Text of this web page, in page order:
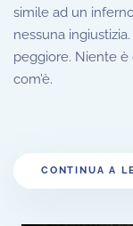
simile ad un
nessuna
peggiore. Niente
com’è.
CONTINUA A